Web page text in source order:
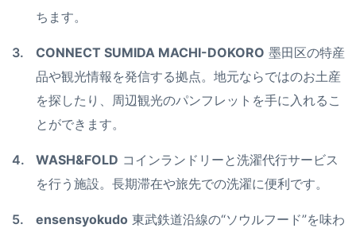
ちます。
CONNECT SUMIDA MACHI-DOKORO 墨田区の特産
品や観光情報を発信する拠点。地元ならではのお土産
を探したり、周辺観光のパンフレットを手に入れるこ
とができます。
WASH&FOLD コインランドリーと洗濯代行サービス
を行う施設。長期滞在や旅先での洗濯に便利です。
ensensyokudo 東武鉄道沿線の“ソウルフード”を味わ